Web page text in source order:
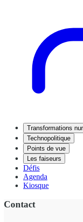
Transformations
Technopolitique
Points de vue
Les faiseurs
Défis
Agenda
Kiosque
Contact